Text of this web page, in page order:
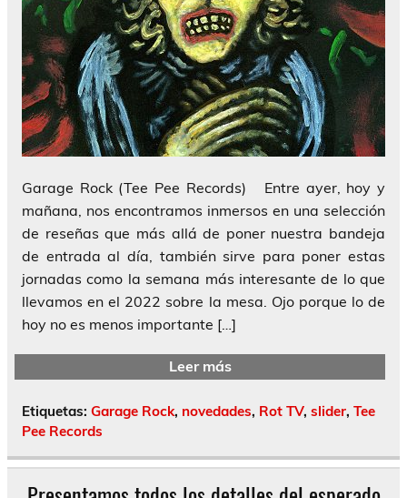
Garage Rock (Tee Pee Records) Entre ayer, hoy y
mañana, nos encontramos inmersos en una selección
de reseñas que más allá de poner nuestra bandeja
de entrada al día, también sirve para poner estas
jornadas como la semana más interesante de lo que
llevamos en el 2022 sobre la mesa. Ojo porque lo de
hoy no es menos importante […]
Leer más
Etiquetas: Garage Rock, novedades, Rot TV, slider, Tee
Pee Records